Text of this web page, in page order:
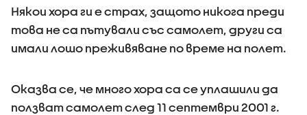
Някои хора ги е страх, защото никога преди
това не са пътували със самолет, други са
имали лошо преживяване по време на полет.
Оказва се, че много хора са се уплашили да
ползват самолет след 11 септември 2001 г.